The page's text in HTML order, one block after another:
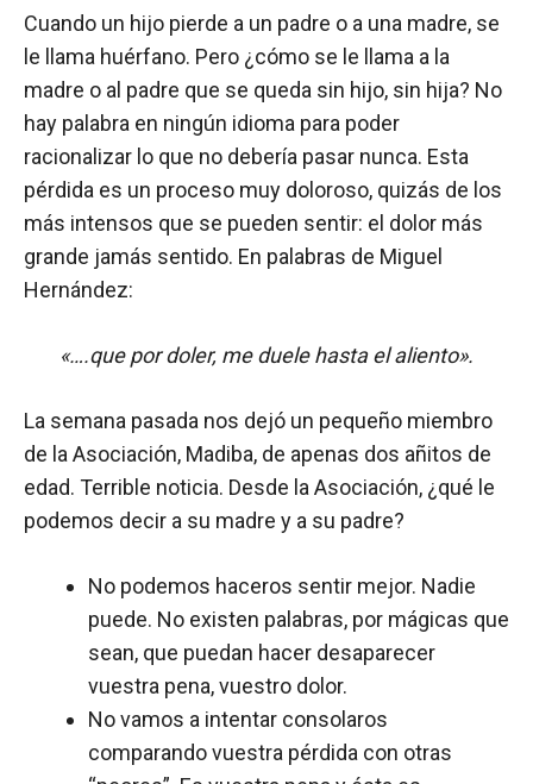
Cuando un hijo pierde a un padre o a una madre, se
le llama huérfano. Pero ¿cómo se le llama a la
madre o al padre que se queda sin hijo, sin hija? No
hay palabra en ningún idioma para poder
racionalizar lo que no debería pasar nunca. Esta
pérdida es un proceso muy doloroso, quizás de los
más intensos que se pueden sentir: el dolor más
grande jamás sentido. En palabras de Miguel
Hernández:
«….que por doler, me duele hasta el aliento».
La semana pasada nos dejó un pequeño miembro
de la Asociación, Madiba, de apenas dos añitos de
edad. Terrible noticia. Desde la Asociación, ¿qué le
podemos decir a su madre y a su padre?
No podemos haceros sentir mejor. Nadie
puede. No existen palabras, por mágicas que
sean, que puedan hacer desaparecer
vuestra pena, vuestro dolor.
No vamos a intentar consolaros
comparando vuestra pérdida con otras